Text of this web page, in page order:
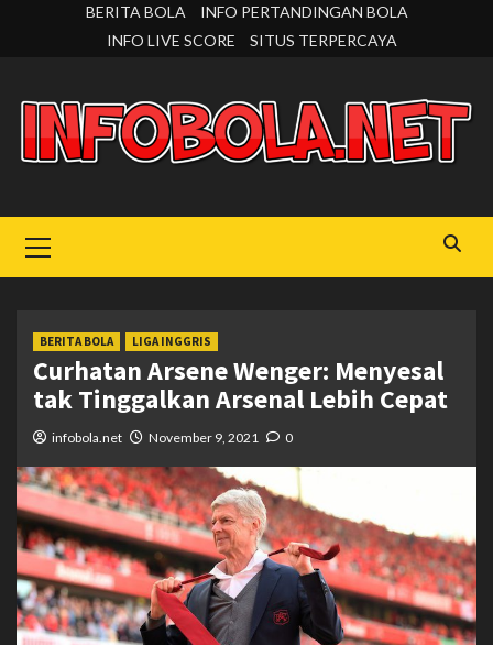
BERITA BOLA
INFO PERTANDINGAN BOLA
INFO LIVE SCORE
SITUS TERPERCAYA
Menu
BERITA BOLA LIGA INGGRIS
Curhatan Arsene Wenger: Menyesal
tak Tinggalkan Arsenal Lebih Cepat
infobola.net November 9, 2021 0